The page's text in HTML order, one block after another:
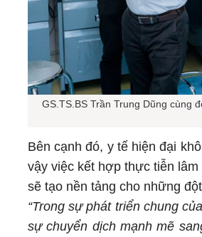
GS.TS.BS Trần Trung Dũng cùng
Bên cạnh đó, y tế hiện đại
vậy việc kết hợp thực tiễn
sẽ tạo nền tảng cho những
“Trong sự phát triển chung
sự chuyển dịch mạnh mẽ